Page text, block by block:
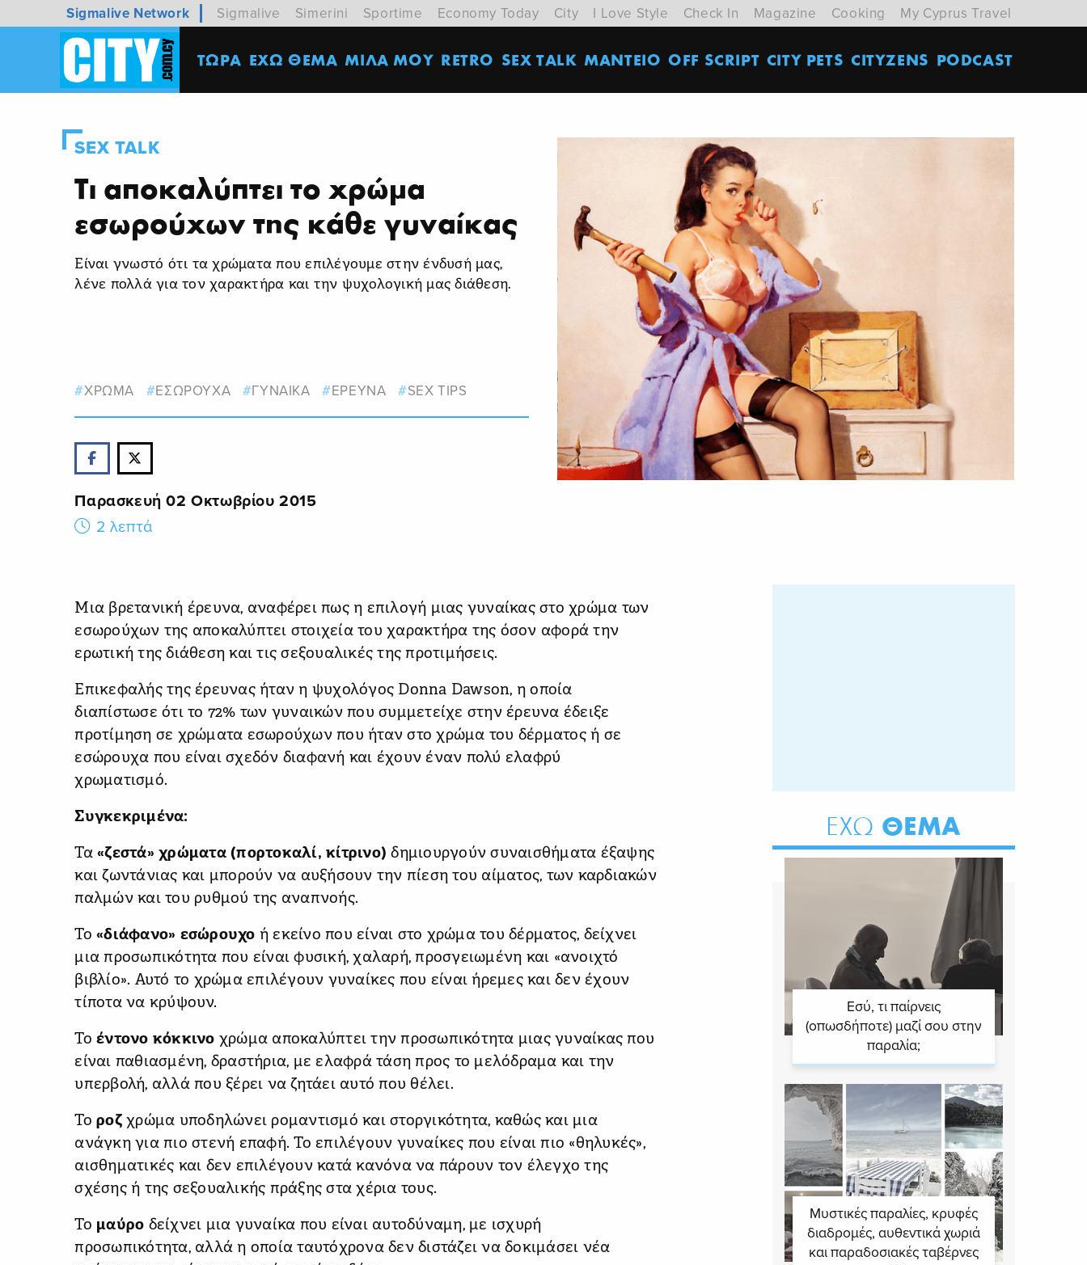
Sigmalive Network Sigmalive Simerini Sportime Economy Today City I Love Style Check In Magazine Cooking My Cyprus Travel
ΤΩΡΑ ΕΧΩ ΘΕΜΑ MΙΛΑ ΜΟΥ RETRO SEX TALK ΜΑΝΤΕΙΟ OFF SCRIPT CITY PETS CITYZENS PODCAST
SEX TALK
Τι αποκαλύπτει το χρώμα
εσωρούχων της κάθε γυναίκας
Είναι γνωστό ότι τα χρώματα που επιλέγουμε στην ένδυσή μας,
λένε πολλά για τον χαρακτήρα και την ψυχολογική μας διάθεση.
ΧΡΩΜΑ ΕΣΩΡΟΥΧΑ ΓΥΝΑΙΚΑ ΕΡΕΥΝΑ SEX TIPS
Παρασκευή 02 Οκτωβρίου 2015
2 λεπτά
Μια βρετανική έρευνα, αναφέρει πως η επιλογή μιας γυναίκας στο χρώμα των
εσωρούχων της αποκαλύπτει στοιχεία του χαρακτήρα της όσον αφορά την
ερωτική της διάθεση και τις σεξουαλικές της προτιμήσεις.
Επικεφαλής της έρευνας ήταν η ψυχολόγος Donna Dawson, η οποία
διαπίστωσε ότι το 72% των γυναικών που συμμετείχε στην έρευνα έδειξε
προτίμηση σε χρώματα εσωρούχων που ήταν στο χρώμα του δέρματος ή σε
εσώρουχα που είναι σχεδόν διαφανή και έχουν έναν πολύ ελαφρύ
χρωματισμό.
Συγκεκριμένα:
Τα«ζεστά» χρώματα (πορτοκαλί, κίτρινο) δημιουργούν συναισθήματα έξαψης
και ζωντάνιας και μπορούν να αυξήσουν την πίεση του αίματος, των καρδιακών
παλμών και του ρυθμού της αναπνοής.
Το«διάφανο» εσώρουχο ή εκείνο που είναι στο χρώμα του δέρματος, δείχνει
μια προσωπικότητα που είναι φυσική, χαλαρή, προσγειωμένη και «ανοιχτό
βιβλίο». Αυτό το χρώμα επιλέγουν γυναίκες που είναι ήρεμες και δεν έχουν
τίποτα να κρύψουν.
Τοέντονο κόκκινο χρώμα αποκαλύπτει την προσωπικότητα μιας γυναίκας που
είναι παθιασμένη, δραστήρια, με ελαφρά τάση προς το μελόδραμα και την
υπερβολή, αλλά που ξέρει να ζητάει αυτό που θέλει.
Το ροζχρώμα υποδηλώνει ρομαντισμό και στοργικότητα, καθώς και μια
ανάγκη για πιο στενή επαφή. Το επιλέγουν γυναίκες που είναι πιο «θηλυκές»,
αισθηματικές και δεν επιλέγουν κατά κανόνα να πάρουν τον έλεγχο της
σχέσης ή της σεξουαλικής πράξης στα χέρια τους.
Το μαύρο δείχνει μια γυναίκα που είναι αυτοδύναμη, με ισχυρή
προσωπικότητα, αλλά η οποία ταυτόχρονα δεν διστάζει να δοκιμάσει νέα
ΕΧΩ ΘΕΜΑ
Εσύ, τι παίρνεις
(οπωσδήποτε) μαζί σου στην
παραλία;
Μυστικές παραλίες, κρυφές
διαδρομές, αυθεντικά χωριά
και παραδοσιακές ταβέρνες